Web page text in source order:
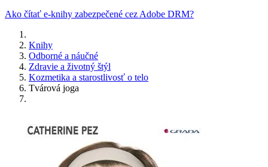
Ako čítať e-knihy zabezpečené cez Adobe DRM?
Knihy
Odborné a náučné
Zdravie a životný štýl
Kozmetika a starostlivosť o telo
Tvárová joga